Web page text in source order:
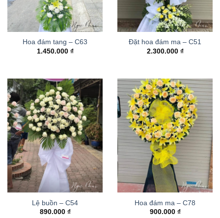
Hoa đám tang – C63
1.450.000 ₫
Đặt hoa đám ma – C51
2.300.000 ₫
Lệ buồn – C54
890.000 ₫
Hoa đám ma – C78
900.000 ₫